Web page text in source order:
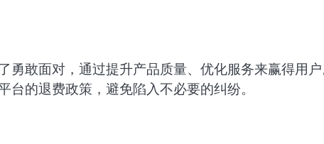
勇敢面对，通过提升产品质量、优化服务来赢得用
的退费政策，避免陷入不必要的纠纷。